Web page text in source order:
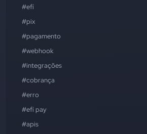
#efí
#pix
#pagamento
#webhook
#integrações
#cobrança
#erro
#efí pay
#apis